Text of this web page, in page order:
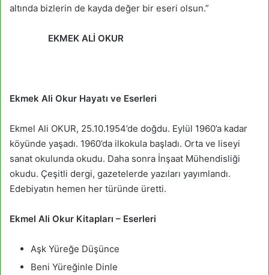
altında bizlerin de kayda değer bir eseri olsun.”
EKMEK ALİ OKUR
Ekmek Ali Okur Hayatı ve Eserleri
Ekmel Ali OKUR, 25.10.1954’de doğdu. Eylül 1960’a kadar
köyünde yaşadı. 1960’da ilkokula başladı. Orta ve liseyi
sanat okulunda okudu. Daha sonra İnşaat Mühendisliği
okudu. Çeşitli dergi, gazetelerde yazıları yayımlandı.
Edebiyatın hemen her türünde üretti.
Ekmel Ali Okur Kitapları – Eserleri
Aşk Yüreğe Düşünce
Beni Yüreğinle Dinle